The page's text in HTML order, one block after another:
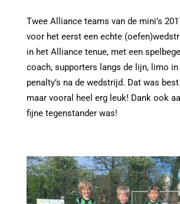
Twee Alliance teams van de mini’s
voor het eerst een echte
in het Alliance tenue, met een
coach, supporters langs de lijn, limo
penalty’s na de wedstrijd. Dat was
maar vooral heel erg leuk! Dank ook
fijne tegenstander was!